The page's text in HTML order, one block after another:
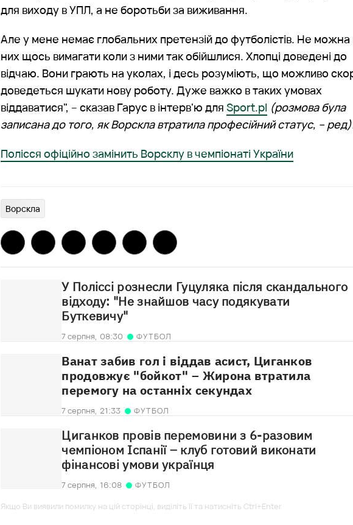
для виходу в УПЛ, а не боротьби за виживання.
Але у мене немає глобальних претензій до футболістів. Не можна
них щось вимагати коли з ними так обійшлися. Хлопці доведені до
відчаю. Вони грають на уколах, і десь розуміють, що можливо
доведеться шукати нову роботу. Дуже важко в таких умовах
віддаватися", – сказав Гарус в інтерв'ю дляSport.pl (розмова була
записана до того, як Ворскла втратила професійний статус, –
Полісся офіційно замінить Ворсклу в чемпіонаті України
Ворскла
У Поліссі рознесли Гуцуляка після скандального
відходу: "Не знайшов часу подякувати
Буткевичу"
7 серпня, 08:30 ФУТБОЛ
Ванат забив гол і віддав асист, Циганков
продовжує "бойкот" – Жирона втратила
перемогу на останніх секундах
7 серпня, 21:33 ФУТБОЛ
Циганков провів перемовини з 6-разовим
чемпіоном Іспанії – клуб готовий виконати
фінансові умови українця
7 серпня, 16:08
ФУТБОЛ
Якщо Ви виявили помилку на цій сторінці, виділіть її та натисніть Ctrl+Enter